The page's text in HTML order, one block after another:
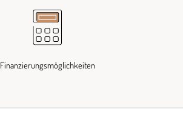
Finanzierungsmöglichkeiten